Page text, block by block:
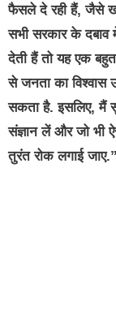
फैसले दे रही हैं, जैसे
सभी सरकार के
देती हैं तो यह एक बहुत
से जनता का विश्वास
सकता है. इसलिए, मैं
संज्ञान लें और जो भी
तुरंत रोक लगाई